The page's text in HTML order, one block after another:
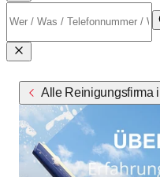
Alle Reinigungsfirma